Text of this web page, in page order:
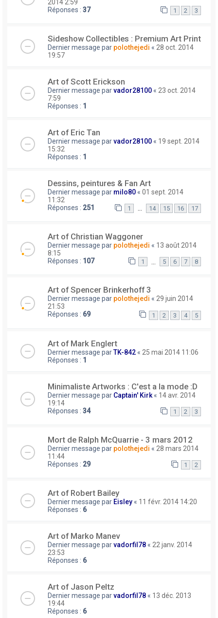
2014 2:59
Réponses : 37 1 2 3
Sideshow Collectibles : Premium Art Print
Dernier message par polothejedi « 28 oct. 2014
19:57
Art of Scott Erickson
Dernier message parvador28100 « 23 oct. 2014
7:59
Réponses : 1
Art of Eric Tan
Dernier message parvador28100 « 19 sept. 2014
15:32
Réponses : 1
Dessins, peintures & Fan Art
Dernier message par milo80 « 01 sept. 2014
11:32
Réponses : 251 1 … 14 15 16 17
Art of Christian Waggoner
Dernier message par polothejedi « 13 août 2014
8:15
Réponses : 107 1 5 6 7 8
Art of Spencer Brinkerhoff 3
Dernier message par polothejedi « 29 juin 2014
21:53
Réponses : 69 1 2 3 4 5
Art of Mark Englert
Dernier message parTK-842 « 25 mai 2014 11:06
Réponses : 1
Minimaliste Artworks : C'est a la mode :D
Dernier message par Captain' Kirk « 14 avr. 2014
19:14
Réponses : 34 1 2 3
Mort de Ralph McQuarrie - 3 mars 2012
Dernier message par polothejedi « 28 mars 2014
11:44
Réponses : 29 1 2
Art of Robert Bailey
Dernier message par Eisley « 11 févr. 2014 14:20
Réponses : 6
Art of Marko Manev
Dernier message parvadorfil78 « 22 janv. 2014
23:53
Réponses : 6
Art of Jason Peltz
Dernier message parvadorfil78 « 13 déc. 2013
19:44
Réponses : 6